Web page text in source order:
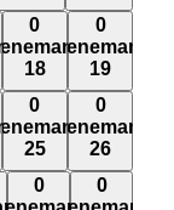
0
18
0
evenemang,
18
0
evenemang,
19
0
19
0
25
0
evenemang,
25
0
evenemang,
26
0
26
0
0
0
0